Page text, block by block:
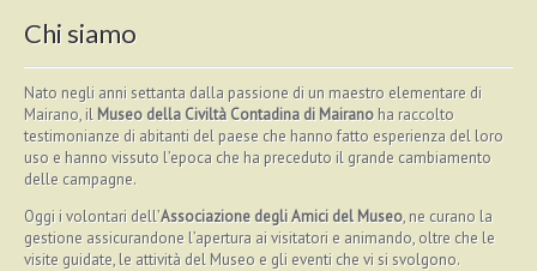
Chi siamo
Nato negli anni settanta dalla passione di un maestro elementare di
Mairano, il Museo della Civiltà Contadina di Mairanoha raccolto
testimonianze di abitanti del paese che hanno fatto esperienza del loro
uso e hanno vissuto l’epoca che ha preceduto il grande cambiamento
delle campagne.
Oggi i volontari dell’Associazione degli Amici del Museo, ne curano la
gestione assicurandone l’apertura ai visitatori e animando, oltre che le
visite guidate, le attività del Museo e gli eventi che vi si svolgono.